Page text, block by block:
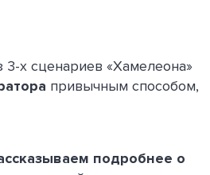
х сценариев «Хамелеона»
привычным способом,
подробнее о